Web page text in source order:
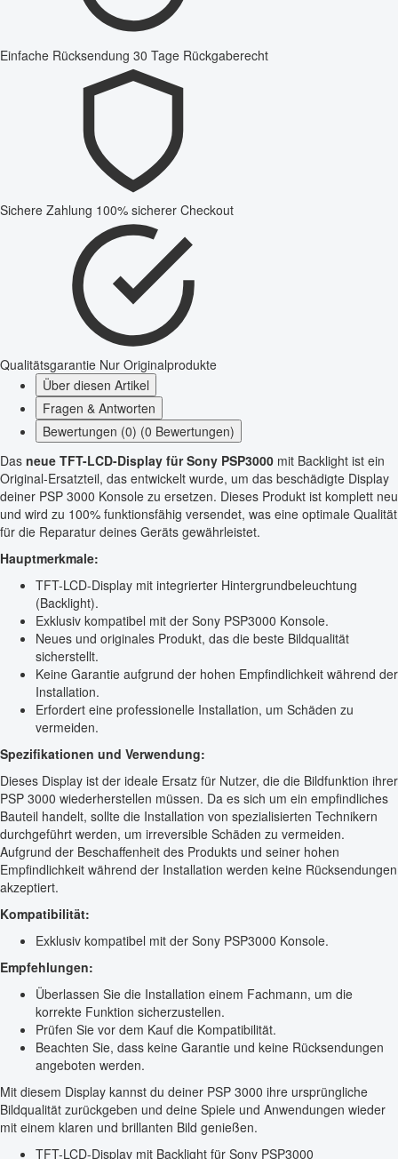
Einfache Rücksendung 30 Tage Rückgaberecht
Sichere Zahlung 100% sicherer Checkout
Qualitätsgarantie Nur Originalprodukte
Über diesen Artikel
Fragen & Antworten
Bewertungen (0) (0 Bewertungen)
Das neue TFT-LCD-Display für Sony PSP3000 mit Backlight ist ein
Original-Ersatzteil, das entwickelt wurde, um das beschädigte Display
deiner PSP 3000 Konsole zu ersetzen. Dieses Produkt ist komplett neu
und wird zu 100% funktionsfähig versendet, was eine optimale Qualität
für die Reparatur deines Geräts gewährleistet.
Hauptmerkmale:
TFT-LCD-Display mit integrierter Hintergrundbeleuchtung
(Backlight).
Exklusiv kompatibel mit der Sony PSP3000 Konsole.
Neues und originales Produkt, das die beste Bildqualität
sicherstellt.
Keine Garantie aufgrund der hohen Empfindlichkeit während der
Installation.
Erfordert eine professionelle Installation, um Schäden zu
vermeiden.
Spezifikationen und Verwendung:
Dieses Display ist der ideale Ersatz für Nutzer, die die Bildfunktion ihrer
PSP 3000 wiederherstellen müssen. Da es sich um ein empfindliches
Bauteil handelt, sollte die Installation von spezialisierten Technikern
durchgeführt werden, um irreversible Schäden zu vermeiden.
Aufgrund der Beschaffenheit des Produkts und seiner hohen
Empfindlichkeit während der Installation werden keine Rücksendungen
akzeptiert.
Kompatibilität:
Exklusiv kompatibel mit der Sony PSP3000 Konsole.
Empfehlungen:
Überlassen Sie die Installation einem Fachmann, um die
korrekte Funktion sicherzustellen.
Prüfen Sie vor dem Kauf die Kompatibilität.
Beachten Sie, dass keine Garantie und keine Rücksendungen
angeboten werden.
Mit diesem Display kannst du deiner PSP 3000 ihre ursprüngliche
Bildqualität zurückgeben und deine Spiele und Anwendungen wieder
mit einem klaren und brillanten Bild genießen.
TFT-LCD-Display mit Backlight für Sony PSP3000